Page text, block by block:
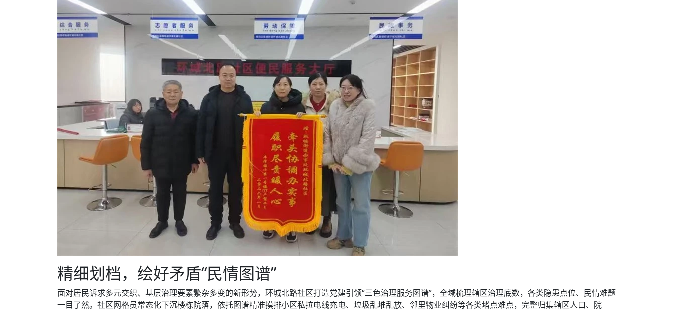
精细划档，绘好矛盾“民情图谱”
面对居民诉求多元交织、基层治理要素繁杂多变的新形势，环城北路社区打造党建引领“三色治理服务图谱”，全域梳理辖区治理底数，各类隐患点位、民情难题
一目了然。社区网格员常态化下沉楼栋院落，依托图谱精准摸排小区私拉电线充电、垃圾乱堆乱放、邻里物业纠纷等各类堵点难点，完整归集辖区人口、院